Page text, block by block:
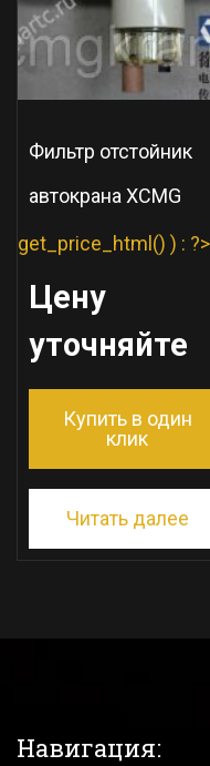
Фильтр отстойник
автокрана XCMG
get_price_html() ) : ?>
Цену
уточняйте
Купить в один
клик
Читать далее
Навигация: